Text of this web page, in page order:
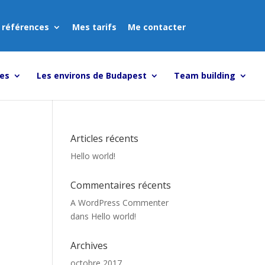
références Mes tarifs Me contacter
Les environs de Budapest Team building
Articles récents
Hello world!
Commentaires récents
A WordPress Commenter
dans Hello world!
Archives